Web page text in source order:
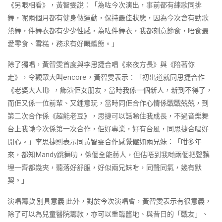
《另眼相看》，黃智雯說：「為咗今次演出，事前都有練歌同排
舞，呢兩個月都有健身做運動，保持最佳狀態，因為今次會有勁歌
熱舞，件舞衣都有少少性感，為咗件舞衣，我都刻意節食，唔食最
愛零食、雪糕，務求有好嘅體態。」
除了獨唱，黃智雯首度與李思捷合唱《來夜方長》與《陪著你
走》，令觀眾大叫encore，黃智雯表示：「初出道就同思捷合作
《老婆大人II》，飾演佢女朋友，當時我係一個新人，新到不得了，
而佢又係一位前輩、又鍾意玩，當時同佢合作心情係戰戰兢兢，到
第二次合作係《超能老豆》，思捷可以話睇住我成長，不過音樂舞
台上我哋今次係第一次合作，佢好專業，好有台風，同思捷合唱好
開心。」李思捷則表示同黃智雯合作感覺儼如兩兄妹：「咁多年
來，都知Mandy跳舞叻，係個全能藝人，但估唔到我哋兩個把聲黐
埋一齊都幾夾，聽落好舒服，好似兩兄妹咁，同聲同氣，幾有默
契。」
演唱籌款 別具意義 此外，對於今次演唱會，黃智雯表示有很意義，
除了可以為兒童醫院籌款，亦可以重臨舊地、與昔日的「戰友」、